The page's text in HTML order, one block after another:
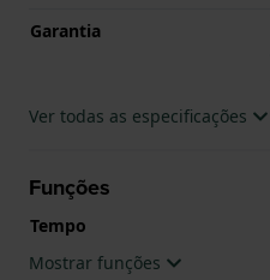
Garantia
Ver todas as especificações
Funções
Tempo
Mostrar funções